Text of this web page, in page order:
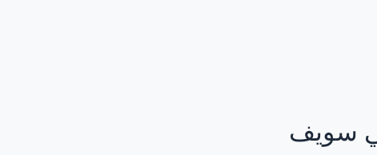
سويف